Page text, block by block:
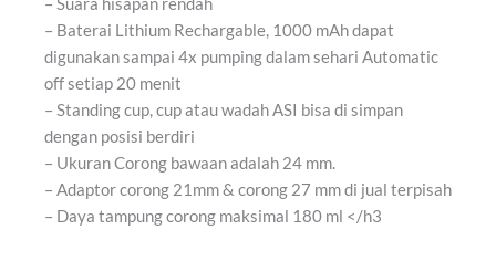
– Baterai Lithium Rechargable, 1000 mAh dapat
digunakan sampai 4x pumping dalam sehari Automatic
off setiap 20 menit
– Standing cup, cup atau wadah ASI bisa di simpan
dengan posisi berdiri
– Ukuran Corong bawaan adalah 24 mm.
– Adaptor corong 21mm & corong 27 mm di jual terpisah
– Daya tampung corong maksimal 180 ml </h3